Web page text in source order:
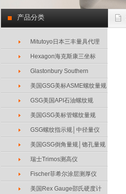
产品分类
Mitutoyo日本三丰量具代理
Hexagon海克斯康三坐标
Glastonbury Southern
美国GSG美标ASME螺纹量规
GSG美国API石油螺纹规
美国GSG美标管螺纹量规
GSG螺纹指示规│中径量仪
美国GSG倒角量规│锪孔量规
瑞士Trimos测高仪
Fischer菲希尔涂层测厚仪
美国Rex Gauge邵氏硬度计